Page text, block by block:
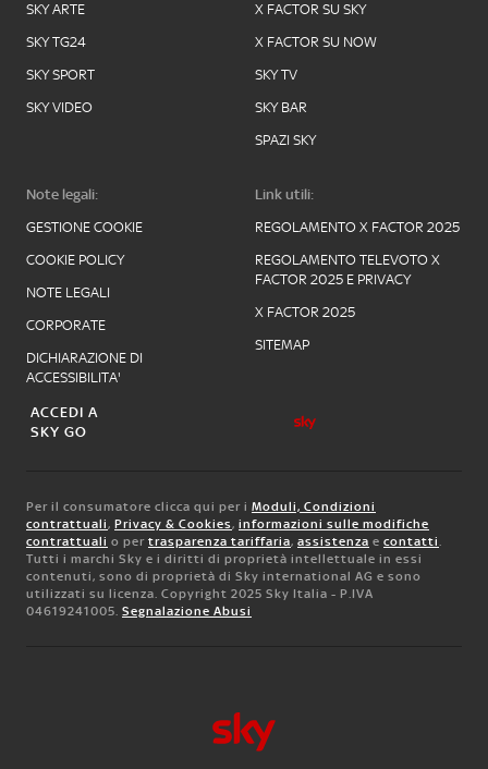
SKY ARTE
SKY TG24
SKY SPORT
SKY VIDEO
X FACTOR SU SKY
X FACTOR SU NOW
SKY TV
SKY BAR
SPAZI SKY
Note legali:
GESTIONE COOKIE
COOKIE POLICY
NOTE LEGALI
CORPORATE
DICHIARAZIONE DI
ACCESSIBILITA'
Link utili:
REGOLAMENTO X FACTOR 2025
REGOLAMENTO TELEVOTO X
FACTOR 2025 E PRIVACY
X FACTOR 2025
SITEMAP
ACCEDI A
SKY GO
Per il consumatore clicca qui per i Moduli, Condizioni
contrattuali, Privacy & Cookies, informazioni sulle modifiche
contrattuali o per trasparenza tariffaria, assistenza e contatti.
Tutti i marchi Sky e i diritti di proprietà intellettuale in essi
contenuti, sono di proprietà di Sky international AG e sono
utilizzati su licenza. Copyright 2025 Sky Italia - P.IVA
04619241005. Segnalazione Abusi